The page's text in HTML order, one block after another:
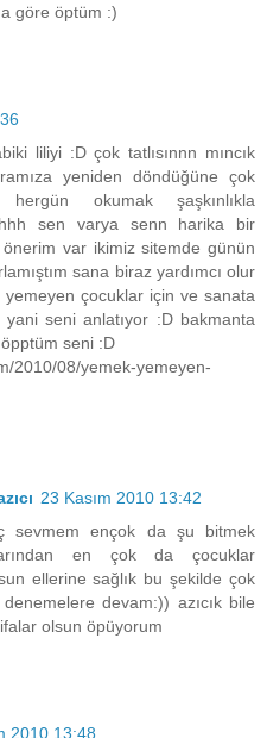
göre öptüm :)
liliyi :D çok tatlısınnn mıncık
yeniden döndüğüne çok
okumak şaşkınlıkla
sen varya senn harika bir
var ikimiz sitemde günün
sana biraz yardımcı olur
çocuklar için ve sanata
seni anlatıyor :D bakmanta
seni :D
2010/08/yemek-yemeyen-
23 Kasım 2010 13:42
sevmem ençok da şu bitmek
en çok da çocuklar
ellerine sağlık bu şekilde çok
devam:)) azıcık bile
olsun öpüyorum
2010 13:48